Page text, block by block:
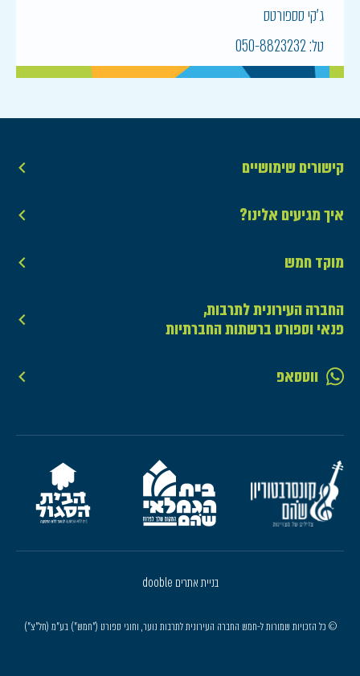
ג'קי סספורטס
טל:050-8823232
קישורים שימושיים
איך מגיעים אלינו?
מוקד חמש
החברה העירונית לתרבות,
פנאי וספורט ברשתות החברתיות
ווטסאפ
© כל הזכויות שמורות ל-חמש החברה העירונית לתרבות נוער, וחוגי ספורט ("חמש") בע"מ (חל"צ")
בניית אתרים dooble